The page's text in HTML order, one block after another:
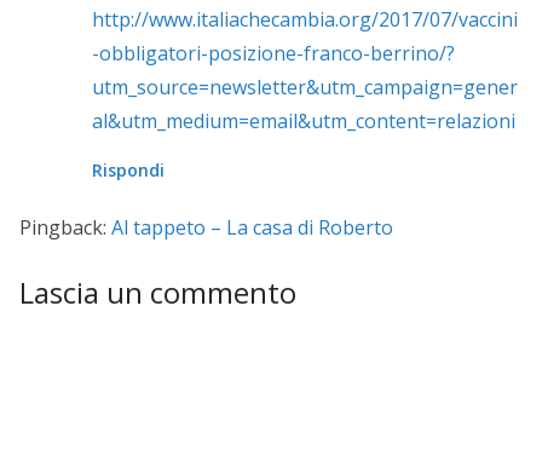
http://www.italiachecambia.org/2017/07/vaccini
-obbligatori-posizione-franco-berrino/?
utm_source=newsletter&utm_campaign=gener
al&utm_medium=email&utm_content=relazioni
Rispondi
Pingback: Al tappeto – La casa di Roberto
Lascia un commento